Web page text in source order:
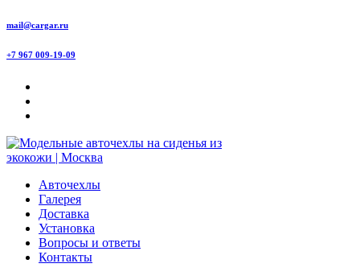
Перейти
содержимому
mail@cargar.ru
+7 967 009-19-09
Авточехлы с доставкой и установкой в Москве
Авточехлы
Галерея
Доставка
Установка
Вопросы и ответы
Контакты